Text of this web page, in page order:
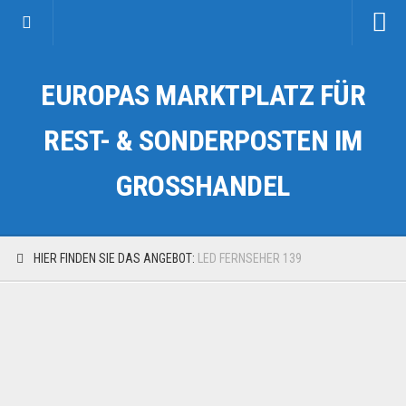
Kategorien
Auto & Motorrad
Fahrzeuge & Transport
EUROPAS MARKTPLATZ FÜR
REST- & SONDERPOSTEN IM
GROSSHANDEL
HIER FINDEN SIE DAS ANGEBOT: LED FERNSEHER 139